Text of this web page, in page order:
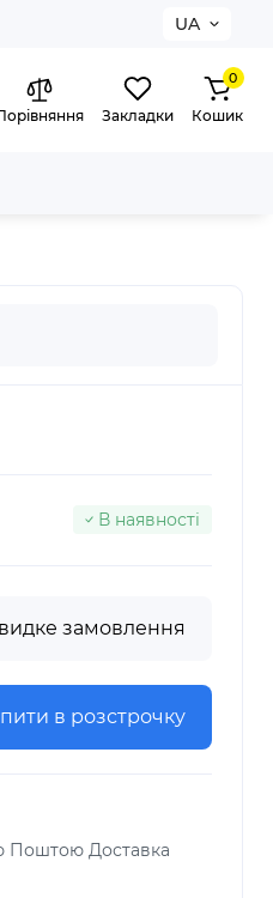
UA
Закладки
0
Кошик
В наявності
замовлення
в розстрочку
Поштою Доставка